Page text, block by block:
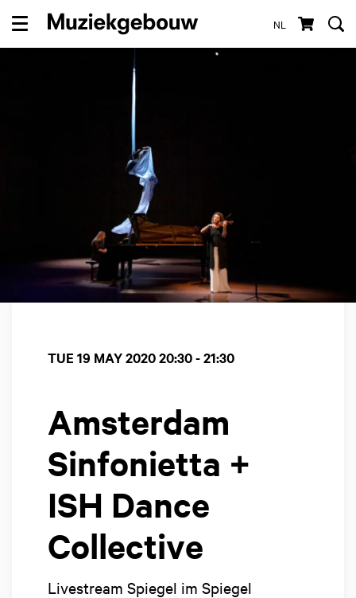
NL
Menu
Amsterdam
Sinfonietta +
ISH Dance
Collective
Livestream Spiegel im Spiegel
TUE 19 MAY 202020:30 - 21:30